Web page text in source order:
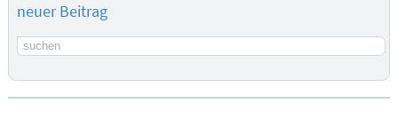
neuer Beitrag
Suchbegriff